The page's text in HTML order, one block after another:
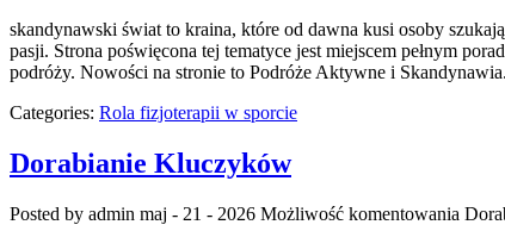
skandynawski świat to kraina, które od dawna kusi osoby
pasji. Strona poświęcona tej tematyce jest miejscem pełnym
podróży. Nowości na stronie to Podróże Aktywne i
Categories: Rola fizjoterapii w sporcie
Dorabianie Kluczyków
Posted by admin maj - 21 - 2026 Możliwość komentowania